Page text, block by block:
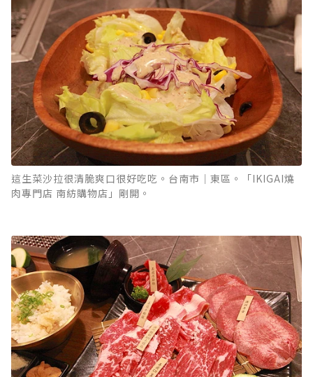
這生菜沙拉很清脆爽口很好吃吃。台南市｜東區。「IKIGAI燒
肉專門店 南紡購物店」剛開。